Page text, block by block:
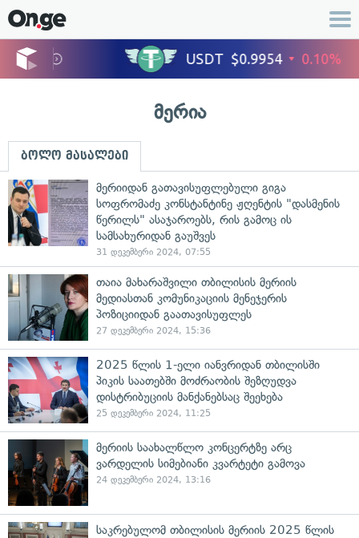
მერია
ბოლო მასალები
მერიიდან გათავისუფლებული გიგა
სოფრომაძე კონსტანტინე ჟღენტის "დასმენის
წერილს" ასაჯაროებს, რის გამოც ის
სამსახურიდან გაუშვეს
31 დეკემბერი 2024, 07:55
თაია მახარაშვილი თბილისის მერიის
მედიასთან კომუნიკაციის მენეჯერის
პოზიციიდან გაათავისუფლეს
27 დეკემბერი 2024, 15:36
2025 წლის 1-ელი იანვრიდან თბილისში
პიკის საათებში მოძრაობის შეზღუდვა
დისტრიბუციის მანქანებსაც შეეხება
25 დეკემბერი 2024, 11:25
მერიის საახალწლო კონცერტზე არც
ვარდელის სიმებიანი კვარტეტი გამოვა
24 დეკემბერი 2024, 13:16
საკრებულომ თბილისის მერიის 2025 წლის